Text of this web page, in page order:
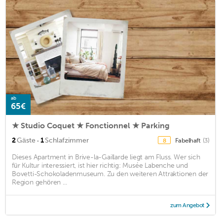
ab
65€
★ Studio Coquet ★ Fonctionnel ★ Parking
2Gäste · 1Schlafzimmer 8 Fabelhaft (3)
Dieses Apartment in Brive-la-Gaillarde liegt am Fluss. Wer sich
für Kultur interessiert, ist hier richtig: Musée Labenche und
Bovetti-Schokoladenmuseum. Zu den weiteren Attraktionen der
Region gehören ...
zum Angebot